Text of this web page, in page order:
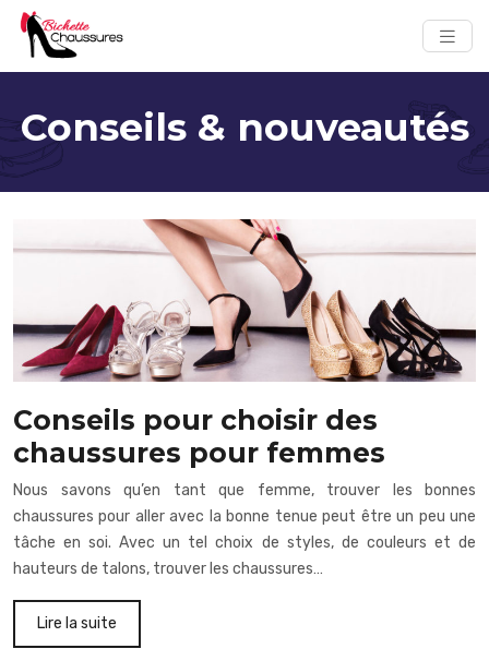
Conseils & nouveautés
Conseils pour choisir des
chaussures pour femmes
Nous savons qu’en tant que femme, trouver les bonnes
chaussures pour aller avec la bonne tenue peut être un peu une
tâche en soi. Avec un tel choix de styles, de couleurs et de
hauteurs de talons, trouver les chaussures…
Lire la suite